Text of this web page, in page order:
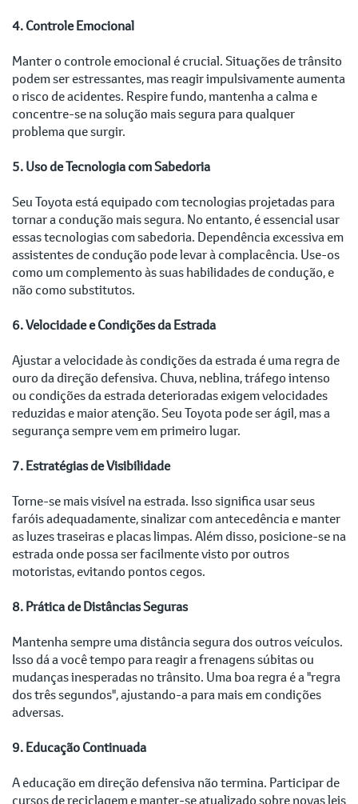
4. Controle Emocional
Manter o controle emocional é crucial. Situações de trânsito
podem ser estressantes, mas reagir impulsivamente aumenta
o risco de acidentes. Respire fundo, mantenha a calma e
concentre-se na solução mais segura para qualquer
problema que surgir.
5. Uso de Tecnologia com Sabedoria
Seu Toyota está equipado com tecnologias projetadas para
tornar a condução mais segura. No entanto, é essencial usar
essas tecnologias com sabedoria. Dependência excessiva em
assistentes de condução pode levar à complacência. Use-os
como um complemento às suas habilidades de condução, e
não como substitutos.
6. Velocidade e Condições da Estrada
Ajustar a velocidade às condições da estrada é uma regra de
ouro da direção defensiva. Chuva, neblina, tráfego intenso
ou condições da estrada deterioradas exigem velocidades
reduzidas e maior atenção. Seu Toyota pode ser ágil, mas a
segurança sempre vem em primeiro lugar.
7. Estratégias de Visibilidade
Torne-se mais visível na estrada. Isso significa usar seus
faróis adequadamente, sinalizar com antecedência e manter
as luzes traseiras e placas limpas. Além disso, posicione-se na
estrada onde possa ser facilmente visto por outros
motoristas, evitando pontos cegos.
8. Prática de Distâncias Seguras
Mantenha sempre uma distância segura dos outros veículos.
Isso dá a você tempo para reagir a frenagens súbitas ou
mudanças inesperadas no trânsito. Uma boa regra é a "regra
dos três segundos", ajustando-a para mais em condições
adversas.
9. Educação Continuada
A educação em direção defensiva não termina. Participar de
cursos de reciclagem e manter-se atualizado sobre novas leis